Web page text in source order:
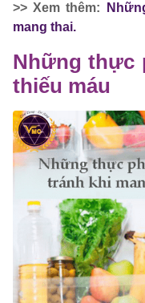
>> Xem thêm:
mang thai.
Những thực
thiếu máu